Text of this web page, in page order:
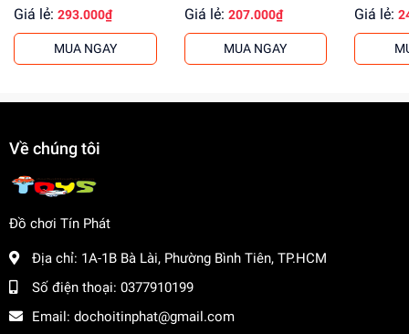
Giá lẻ: 293.000₫
MUA NGAY
Giá lẻ: 207.000₫
MUA NGAY
Giá lẻ:
Về chúng tôi
Đồ chơi Tín Phát
Địa chỉ: 1A-1B Bà Lài, Phường Bình Tiên, TP.HCM
Số điện thoại: 0377910199
Email: dochoitinphat@gmail.com